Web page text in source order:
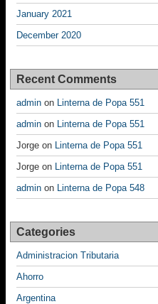
January 2021
December 2020
Recent Comments
admin on
Linterna de Popa 551
admin on
Linterna de Popa 551
Jorge on
Linterna de Popa 551
Jorge on
Linterna de Popa 551
admin on Linterna de Popa 548
Categories
Administracion Tributaria
Ahorro
Argentina